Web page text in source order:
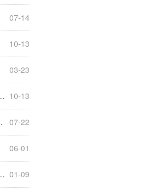
07-14
10-13
03-23
10-13
07-22
06-01
01-09